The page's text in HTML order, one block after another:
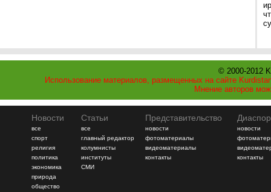
© 2000-2012
Использование материалов, размещенных на сайте
Мнение авторов
Новости
все
спорт
религия
политика
экономика
природа
общество
Статьи
все
главный редактор
колумнисты
институты
СМИ
Представительство
новости
фотоматериалы
видеоматериалы
контакты
новости
контакты